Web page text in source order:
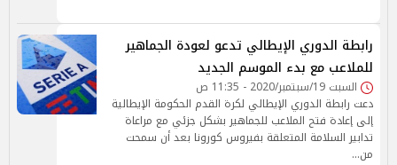
رابطة الدوري الإيطالي تدعو لعودة الجماهير
للملاعب مع بدء الموسم الجديد
السبت 19/سبتمبر/2020 - 11:35 ص
دعت رابطة الدوري الإيطالي لكرة القدم الحكومة الإيطالية
إلى إعادة فتح الملاعب للجماهير بشكل جزئي مع مراعاة
تدابير السلامة المتعلقة بفيروس كورونا بعد أن سمحت
من…